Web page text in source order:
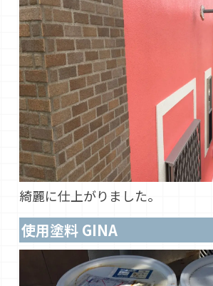
綺麗に仕上がりました。
使用塗料 GINA